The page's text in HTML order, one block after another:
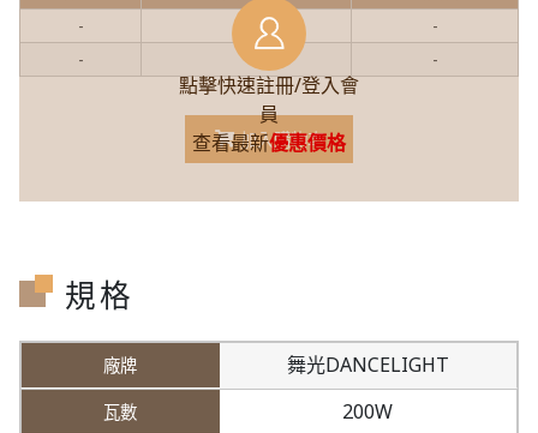
點擊快速註冊/登入會
員
查看最新優惠價格
-
-
-
- -
加入購物車
規格
舞光DANCELIGHT
200W